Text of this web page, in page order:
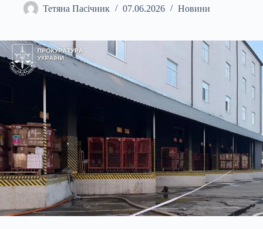
Тетяна Пасічник 07.06.2026 Новини